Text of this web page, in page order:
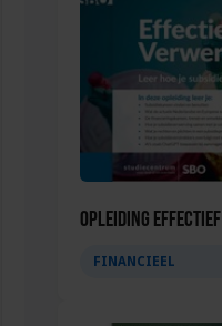
Opleiding
FINANCIEEL